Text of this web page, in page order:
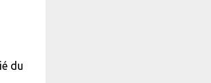
du